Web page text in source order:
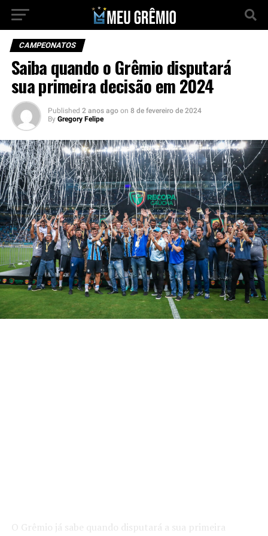
CAMPEONATOS
Saiba quando o Grêmio disputará
sua primeira decisão em 2024
Published 2 anos ago on 8 de fevereiro de 2024
By Gregory Felipe
O Grêmio já sabe quando disputará a sua primeira